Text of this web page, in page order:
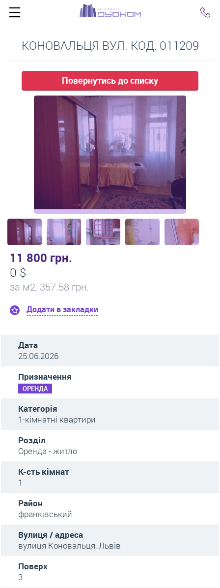
КОНОВАЛЬЦЯ ВУЛ. КОД: 011209
Повернутись до списку
11 800 грн.
0 $
за м2: 357.58 грн.
Додати в закладки
Дата
25.06.2026
Призначення
ОРЕНДА
Категорія
1-кімнатні квартири
Розділ
Оренда - житло
К-сть кімнат
1
Район
франківський
Вулиця / адреса
вулиця Коновальця, Львів
Поверх
3